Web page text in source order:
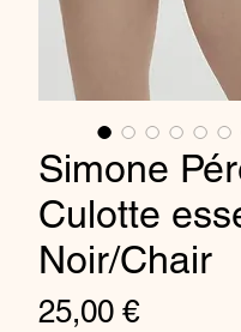
Simone
Culotte
Noir/Chair
25,00 €Prix